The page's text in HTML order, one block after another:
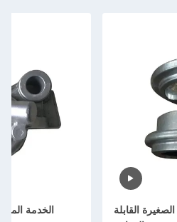
القابلة
الخدمة المخصصة